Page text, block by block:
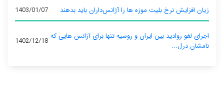
زیان افزایش نرخ بلیت موزه ها را آژانس‌داران باید بدهند 1403/01/07
اجرای لغو روادید بین ایران و روسیه تنها برای آژانس‌ هایی که
نامشان درل...
1402/12/18